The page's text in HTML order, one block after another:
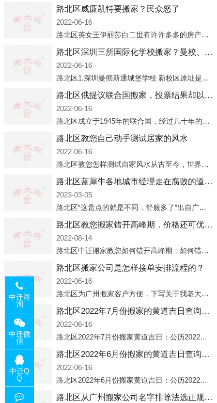
路北区威廉凯特要搬家？民众怒了
2022-06-16
路北区英女王伊丽莎白二世有许许多多的房产，遍布英国各地。而作为英女王的亲孙子、未来的英国国王，威廉王子自然也能享受到女王的房产。目前，威廉凯特以及三个孩子有两个经常居住的地点，一处是位于伦敦的肯辛顿宫，一处
路北区深圳三所国际化学校搬家？曼校、QSI、南山中英文搬走了
2022-06-16
路北区1.深圳曼彻斯通城堡学校 新校区原址是蛇口国际据悉，此次曼彻斯通城堡学校搬迁到蛇口新校区的开办与蛇口外籍人员子女学校（蛇口国际）有很大的关联。2021年，太子湾实验部就宣布在2022年正式并入蛇口外籍
路北区俄提议联合国搬家，投票结果却以惨败收场
2022-06-16
路北区成立于1945年的联合国，经过几十年的发展，如今拥有193个成员国。拥有如此众多会员国的联合国，可以说是世界上最具代表性的国际组织，也是世界上分量最重、有着较高话语权的国际组织。但以美国为首的西方国家
路北区教您自己动手测试居家的风水
2022-06-16
路北区教您怎样测试自家风水从古至今，世界各地的人们都在研究人在乾坤中的位置以及它们所形成的关系。通过探究季节转换、星象变化，并且在所观测到的自然规律的指导下，人们开始认识到居住在不同住宅中的人，其一生中的财
路北区蓝犀牛各地城市经理走在腐败的道路上
2023-03-05
路北区“这贵点的就是不同，舒服多了”出自广州运营邓经理的口中。2023年开年刚出来，三个司机（加盟蓝犀牛的个人队伍）便请广州经理去佛山娱乐场所大消费了一次，据知悉一晚消费达一万多，由三人平摊费用，燃鹅这样的
路北区教您搬家错开高峰期，价格还可优惠！
2022-08-14
路北区中迁搬家教您如何错开高峰期：如何错开高峰期搬家，中迁搬家做了一些电话数据统计和分析，发现市民中午2点左右访问网站的人是最多的，电话咨询是早上9点左右是最多的，预约搬家周六和周日是最多的，网上QQ微
路北区搬家公司是怎样接单安排流程的？
2022-06-16
路北区为广州搬家客户方便，下写关于我老大众搬家公司接单的流程，九条给搬家朋友参考，了解搬家公司工序，免去搬家时的没有准备好的工作，给您及时快速的搬好家。一．电话咨询：专人接待客户电话咨询，初步了解客户搬 家
路北区2022年7月份搬家的黄道吉日查询大全一览表哪天适合搬家好日子
2022-06-16
路北区2022年7月份搬家黄道吉日：公历2022年7月6日 农历六月初八 星期三 冲虎(甲寅)公历2022年7月12日 农历六月十四 星期二 冲猴(庚申)公历2022年7月13日 农历六月十五 星期三 冲鸡
路北区2022年6月份搬家的黄道吉日查询大全一览表哪天适合搬家好日子
2022-06-16
路北区2022年6月份搬家黄道吉日：公历2022年6月1日 农历五月初三 星期三 冲兔(己卯)公历2022年6月4日 农历五月初六 星期六 冲马(壬午)公历2022年6月8日 农历五月初十 星期三 冲狗(丙
路北区从广州搬家公司名字排除法选正规公司
中迁咨
询
中迁微
信
中迁Q
Q